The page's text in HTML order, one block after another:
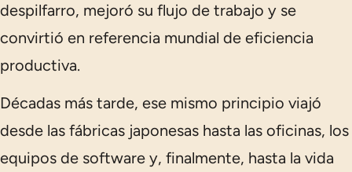
despilfarro, mejoró su flujo de trabajo y se
convirtió en referencia mundial de eficiencia
productiva.
Décadas más tarde, ese mismo principio viajó
desde las fábricas japonesas hasta las oficinas, los
equipos de software y, finalmente, hasta la vida